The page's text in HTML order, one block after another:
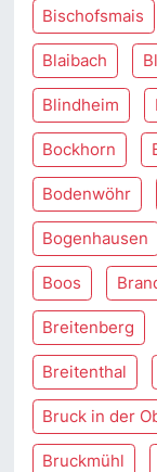
Bischofsmais
Blaibach
Blindheim
Bockhorn
Bodenwöhr
Bogenhausen
Boos
Breitenberg
Breitenthal
Bruck in der
Bruckmühl